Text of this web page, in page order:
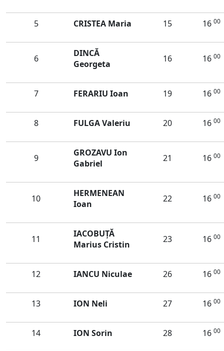
5 CRISTEA Maria 15 16 00
6
DINCĂ
Georgeta
16 16 00
7 FERARIU Ioan 19 16 00
8 FULGA Valeriu 20 16 00
9
GROZAVU Ion
Gabriel
21 16 00
10
HERMENEAN
Ioan
22 16 00
11
IACOBUȚĂ
Marius Cristin
23 16 00
12 IANCU Niculae 26 16 00
13 ION Neli 27 16 00
14 ION Sorin 28 16 00